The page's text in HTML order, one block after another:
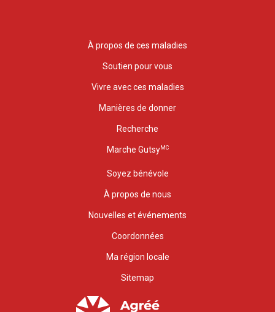
À propos de ces maladies
Soutien pour vous
Vivre avec ces maladies
Manières de donner
Recherche
Marche GutsyMC
Soyez bénévole
À propos de nous
Nouvelles et événements
Coordonnées
Ma région locale
Sitemap